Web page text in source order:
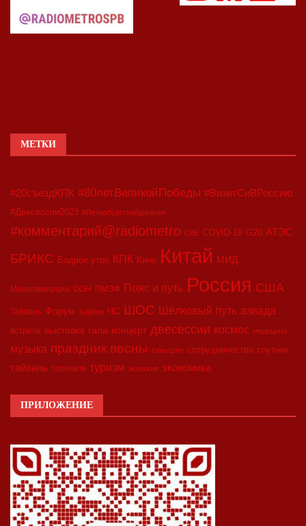
МЕТКИ
#20съездКПК #80летВеликойПобеды #ВизитСиВРоссию
#Двесессии2023 #Петербургскийдневник
#комментарий@radiometro CIIE COVID-19 G20 АТЭС
БРИКС Бодрое утро КПК Кино Китай МИД
Минкоммерции ООН ПМЭФ Пояс и путь Россия США
Тайвань Форум Харбин ЧС ШОС Шёлковый путь азиада
встреча выставка гала-концерт двесессии космос медицина
музыка праздник весны синьцзян сотрудничество спутник
тайвань торговля туризм экология экономика
ПРИЛОЖЕНИЕ